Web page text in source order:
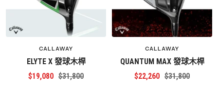
CALLAWAY
ELYTE X 發球木桿
特
$19,080 原
$31,800
CALLAWAY
QUANTUM MAX 發球木桿
特
$22,260 原
$31,800